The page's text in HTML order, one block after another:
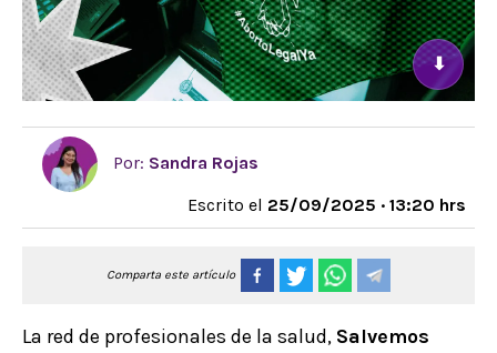
⬇
Por: Sandra Rojas
Escrito el 25/09/2025 · 13:20 hrs
Comparta este artículo
La red de profesionales de la salud, Salvemos